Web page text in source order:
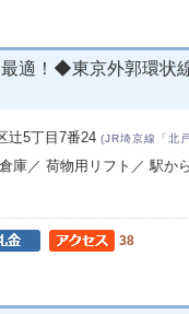
適！◆東京外郭環
辻5丁目7番24 (JR埼京線「北
庫／ 荷物用リフト／ 駅
38